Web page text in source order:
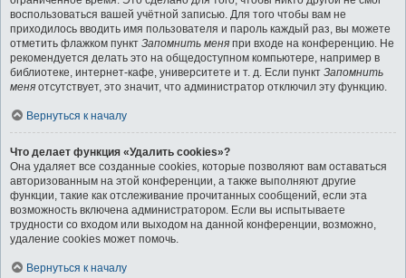
воспользоваться вашей учётной записью. Для того чтобы вам не
приходилось вводить имя пользователя и пароль каждый раз, вы можете
отметить флажком пункт Запомнить меня при входе на конференцию. Не
рекомендуется делать это на общедоступном компьютере, например в
библиотеке, интернет-кафе, университете и т. д. Если пункт Запомнить
меня отсутствует, это значит, что администратор отключил эту функцию.
Вернуться к началу
Что делает функция «Удалить cookies»?
Она удаляет все созданные cookies, которые позволяют вам оставаться
авторизованным на этой конференции, а также выполняют другие
функции, такие как отслеживание прочитанных сообщений, если эта
возможность включена администратором. Если вы испытываете
трудности со входом или выходом на данной конференции, возможно,
удаление cookies может помочь.
Вернуться к началу